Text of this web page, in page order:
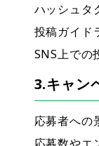
ハッシュタ
投稿ガイド
SNS上での
3.キャン
応募者への